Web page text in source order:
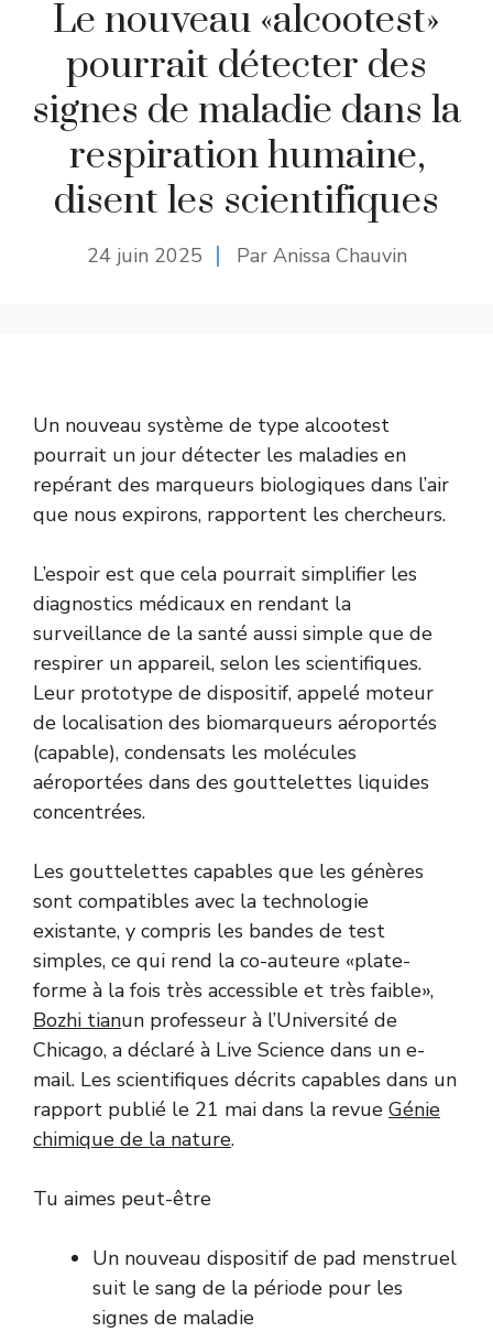
Le nouveau «alcootest»
pourrait détecter des
signes de maladie dans la
respiration humaine,
disent les scientifiques
24 juin 2025 Par Anissa Chauvin
Un nouveau système de type alcootest
pourrait un jour détecter les maladies en
repérant des marqueurs biologiques dans l’air
que nous expirons, rapportent les chercheurs.
L’espoir est que cela pourrait simplifier les
diagnostics médicaux en rendant la
surveillance de la santé aussi simple que de
respirer un appareil, selon les scientifiques.
Leur prototype de dispositif, appelé moteur
de localisation des biomarqueurs aéroportés
(capable), condensats les molécules
aéroportées dans des gouttelettes liquides
concentrées.
Les gouttelettes capables que les génères
sont compatibles avec la technologie
existante, y compris les bandes de test
simples, ce qui rend la co-auteure «plate-
forme à la fois très accessible et très faible»,
Bozhi tianun professeur à l’Université de
Chicago, a déclaré à Live Science dans un e-
mail. Les scientifiques décrits capables dans un
rapport publié le 21 mai dans la revue Génie
chimique de la nature.
Tu aimes peut-être
Un nouveau dispositif de pad menstruel
suit le sang de la période pour les
signes de maladie